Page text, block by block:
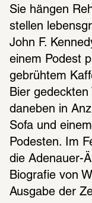
Sie hängen
stellen
John F.
einem Podest
gebrühtem
Bier
daneben in
Sofa und
Podesten. Im
die Adenauer-
Biografie von
Ausgabe der